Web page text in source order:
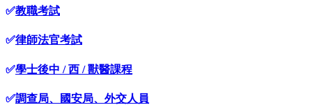
✅教職考試
✅律師法官考試
✅學士後中 / 西 / 獸醫課程
✅調查局、國安局、外交人員